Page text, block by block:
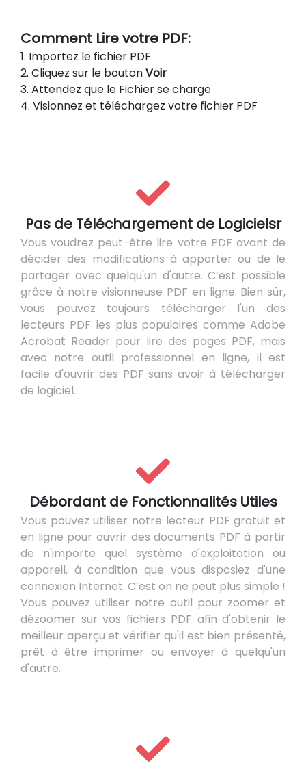
Comment Lire votre PDF:
1. Importez le fichier PDF
2. Cliquez sur le boutonVoir
3. Attendez que le Fichier se charge
4. Visionnez et téléchargez votre fichier PDF
Pas de Téléchargement de Logicielsr
Vous voudrez peut-être lire votre PDF avant de
décider des modifications à apporter ou de le
partager avec quelqu'un d'autre. C’est possible
grâce à notre visionneuse PDF en ligne. Bien sûr,
vous pouvez toujours télécharger l'un des
lecteurs PDF les plus populaires comme Adobe
Acrobat Reader pour lire des pages PDF, mais
avec notre outil professionnel en ligne, il est
facile d'ouvrir des PDF sans avoir à télécharger
de logiciel.
Débordant de Fonctionnalités Utiles
Vous pouvez utiliser notre lecteur PDF gratuit et
en ligne pour ouvrir des documents PDF à partir
de n'importe quel système d'exploitation ou
appareil, à condition que vous disposiez d'une
connexion Internet. C’est on ne peut plus simple !
Vous pouvez utiliser notre outil pour zoomer et
dézoomer sur vos fichiers PDF afin d'obtenir le
meilleur aperçu et vérifier qu'il est bien présenté,
prêt à être imprimer ou envoyer à quelqu'un
d'autre.